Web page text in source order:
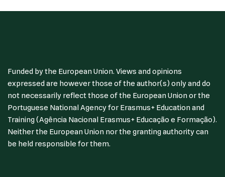
Funded by the European Union. Views and opinions
expressed are however those of the author(s) only and do
not necessarily reflect those of the European Union or the
Portuguese National Agency for Erasmus+ Education and
Training (Agência Nacional Erasmus+ Educação e Formação).
Neither the European Union nor the granting authority can
be held responsible for them.